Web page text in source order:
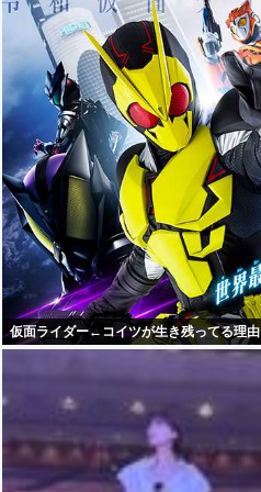
仮面ライダー←コイツが生き残ってる理由